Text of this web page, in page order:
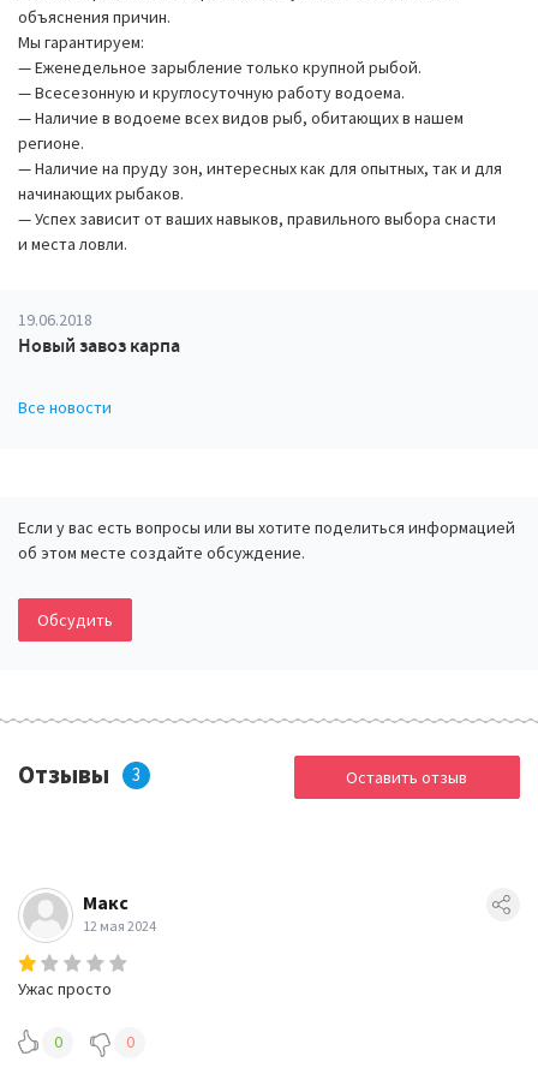
объяснения причин.
Мы гарантируем:
— Еженедельное зарыбление только крупной рыбой.
— Всесезонную и круглосуточную работу водоема.
— Наличие в водоеме всех видов рыб, обитающих в нашем
регионе.
— Наличие на пруду зон, интересных как для опытных, так и для
начинающих рыбаков.
— Успех зависит от ваших навыков, правильного выбора снасти
и места ловли.
19.06.2018
Новый завоз карпа
Все новости
Если у вас есть вопросы или вы хотите поделиться информацией
об этом месте создайте обсуждение.
Обсудить
Отзывы 3 Оставить отзыв
Макс
12 мая 2024
Ужас просто
0 0